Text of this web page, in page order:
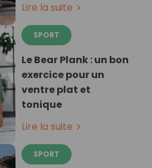
Lire la suite
SPORT
Le Bear Plank : un bon
exercice pour un
ventre plat et
tonique
Lire la suite
SPORT